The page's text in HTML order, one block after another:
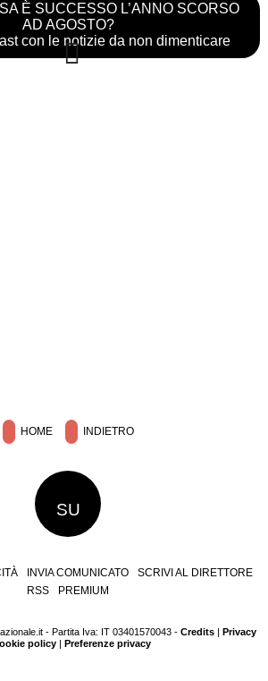
È SUCCESSO L’ANNO SCORSO
AD AGOSTO?
con le notizie da non dimenticare
HOME INDIETRO
SU
INVIA COMUNICATO
SCRIVI AL DIRETTORE
RSS
PREMIUM
- Partita Iva: IT 03401570043 - Credits | Privacy
policy| Preferenze privacy